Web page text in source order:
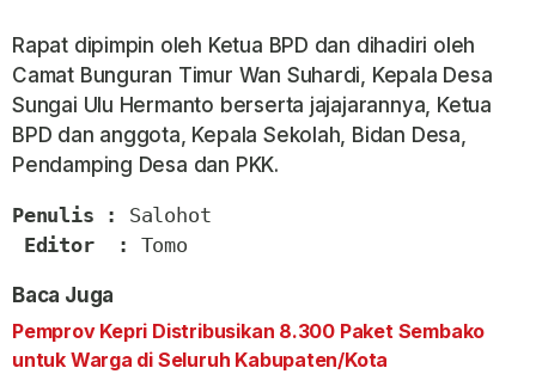
Rapat dipimpin oleh Ketua BPD dan dihadiri oleh
Camat Bunguran Timur Wan Suhardi, Kepala Desa
Sungai Ulu Hermanto berserta jajajarannya, Ketua
BPD dan anggota, Kepala Sekolah, Bidan Desa,
Pendamping Desa dan PKK.
Penulis : Salohot
Editor  : Tomo
Baca Juga
Pemprov Kepri Distribusikan 8.300 Paket Sembako
untuk Warga di Seluruh Kabupaten/Kota